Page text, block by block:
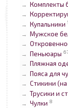
→ Комплекты
→
→ Купальники
→ Мужское
→
→ Пеньюары
→ Пляжная
→ Пояса для
→ Стикини (на
→ Трусики и
→ Чулки 8